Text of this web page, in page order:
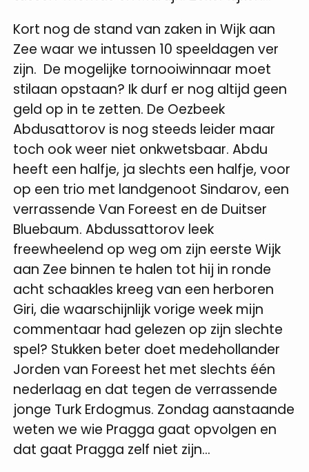
Kort nog de stand van zaken in Wijk aan
Zee waar we intussen 10 speeldagen ver
zijn. De mogelijke tornooiwinnaar moet
stilaan opstaan? Ik durf er nog altijd geen
geld op in te zetten. De Oezbeek
Abdusattorov is nog steeds leider maar
toch ook weer niet onkwetsbaar. Abdu
heeft een halfje, ja slechts een halfje, voor
op een trio met landgenoot Sindarov, een
verrassende Van Foreest en de Duitser
Bluebaum. Abdussattorov leek
freewheelend op weg om zijn eerste Wijk
aan Zee binnen te halen tot hij in ronde
acht schaakles kreeg van een herboren
Giri, die waarschijnlijk vorige week mijn
commentaar had gelezen op zijn slechte
spel? Stukken beter doet medehollander
Jorden van Foreest het met slechts één
nederlaag en dat tegen de verrassende
jonge Turk Erdogmus. Zondag aanstaande
weten we wie Pragga gaat opvolgen en
dat gaat Pragga zelf niet zijn...